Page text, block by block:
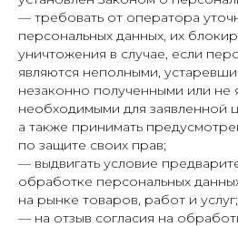
— требовать от оператора
персональных данных, их
уничтожения в случае, если
являются неполными,
незаконно полученными или не
необходимыми для заявленной
а также принимать
по защите своих прав;
— выдвигать условие
обработке персональных
на рынке товаров, работ и услуг;
— на отзыв согласия на